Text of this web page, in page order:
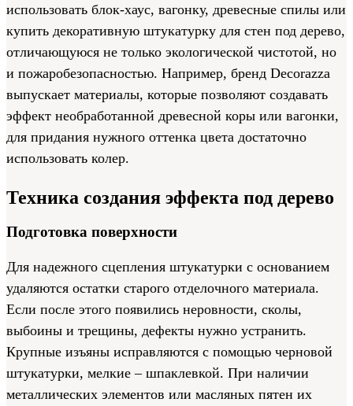
использовать блок-хаус, вагонку, древесные спилы или
купить декоративную штукатурку для стен под дерево,
отличающуюся не только экологической чистотой, но
и пожаробезопасностью. Например, бренд Decorazza
выпускает материалы, которые позволяют создавать
эффект необработанной древесной коры или вагонки,
для придания нужного оттенка цвета достаточно
использовать колер.
Техника создания эффекта под дерево
Подготовка поверхности
Для надежного сцепления штукатурки с основанием
удаляются остатки старого отделочного материала.
Если после этого появились неровности, сколы,
выбоины и трещины, дефекты нужно устранить.
Крупные изъяны исправляются с помощью черновой
штукатурки, мелкие – шпаклевкой. При наличии
металлических элементов или масляных пятен их